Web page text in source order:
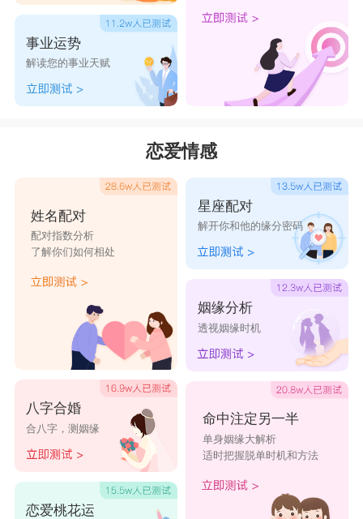
己的主宰，智商是什么?能吃吗?
TOP3
白羊座的决定很快，对于白羊而言，爱情就是
应该轰轰烈烈进行到底的，不用考虑太多，跟着感
金牛座
金牛座
属于保守型，在恋爱的过程中会有迟钝
的现象发生，对方的浪漫举动半天金牛座才能发
现，完全的后知后觉，这样的金牛已经被对方套牢
TOP1双鱼座
双鱼座
进入爱情的状态和开了挂一样，初初进
入恋爱，双鱼座就开始幻想和对方的种种未来的美
好生活，可以说是全身心地投入，双鱼座还很有可
能为爱而自我牺牲，沉醉到不要不要的。
星座乐原创文章，转载需注明出处
事业运势
解读您的事业天赋
恋爱情感
姓名配对
配对指数分析
了解你们如何相处
八字合婚
合八字，测姻缘
恋爱桃花运
星座配对
解开你和他的缘分密码
姻缘分析
透视姻缘时机
命中注定另一半
单身姻缘大解析
适时把握脱单时机和方法